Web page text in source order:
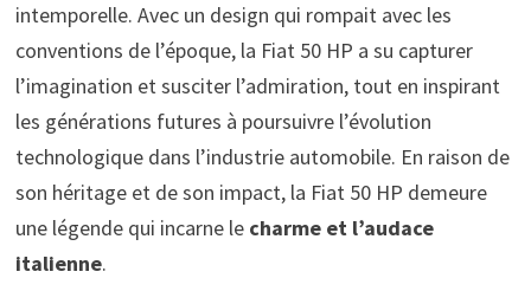
intemporelle. Avec un design qui rompait avec les
conventions de l’époque, la Fiat 50 HP a su capturer
l’imagination et susciter l’admiration, tout en inspirant
les générations futures à poursuivre l’évolution
technologique dans l’industrie automobile. En raison de
son héritage et de son impact, la Fiat 50 HP demeure
une légende qui incarne le charme et l’audace
italienne.